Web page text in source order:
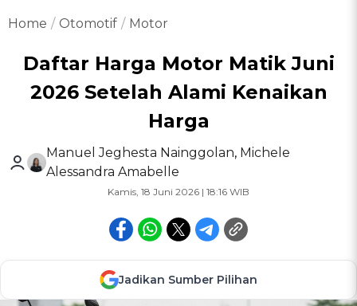
Home Otomotif Motor
Daftar Harga Motor Matik Juni
2026 Setelah Alami Kenaikan
Harga
Manuel Jeghesta Nainggolan, Michele
Alessandra Amabelle
Kamis, 18 Juni 2026 | 18:16 WIB
Jadikan Sumber Pilihan